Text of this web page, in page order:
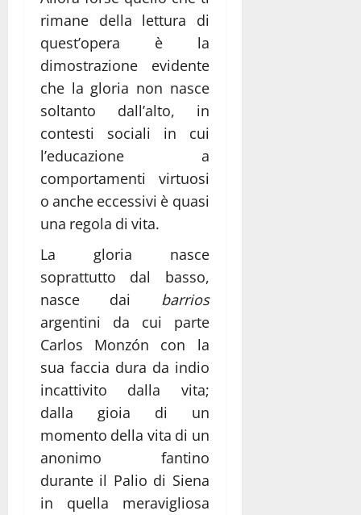
rimane della lettura di
quest’opera è la
dimostrazione evidente
che la gloria non nasce
soltanto dall’alto, in
contesti sociali in cui
l’educazione a
comportamenti virtuosi
o anche eccessivi è quasi
una regola di vita.
La gloria nasce
soprattutto dal basso,
nasce dai barrios
argentini da cui parte
Carlos Monzón con la
sua faccia dura da indio
incattivito dalla vita;
dalla gioia di un
momento della vita di un
anonimo fantino
durante il Palio di Siena
in quella meravigliosa